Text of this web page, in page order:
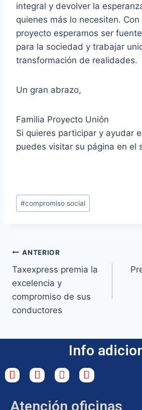
integral y devolver la
quienes más lo necesiten.
proyecto esperamos ser
para la sociedad y trabajar
transformación de realidades.
Un gran abrazo,
Familia Proyecto Unión
Si quieres participar y ayudar
puedes visitar su página en el
#compromiso social
ANTERIOR
Taxexpress premia la
excelencia y
compromiso de sus
conductores
Info
Atención oficinas